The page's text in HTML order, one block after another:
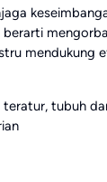
mendukung
tubuh